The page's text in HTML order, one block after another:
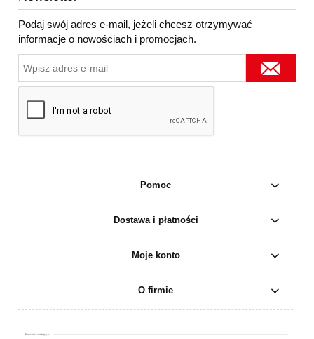
Podaj swój adres e-mail, jeżeli chcesz otrzymywać
informacje o nowościach i promocjach.
Pomoc
Dostawa i płatności
Moje konto
O firmie